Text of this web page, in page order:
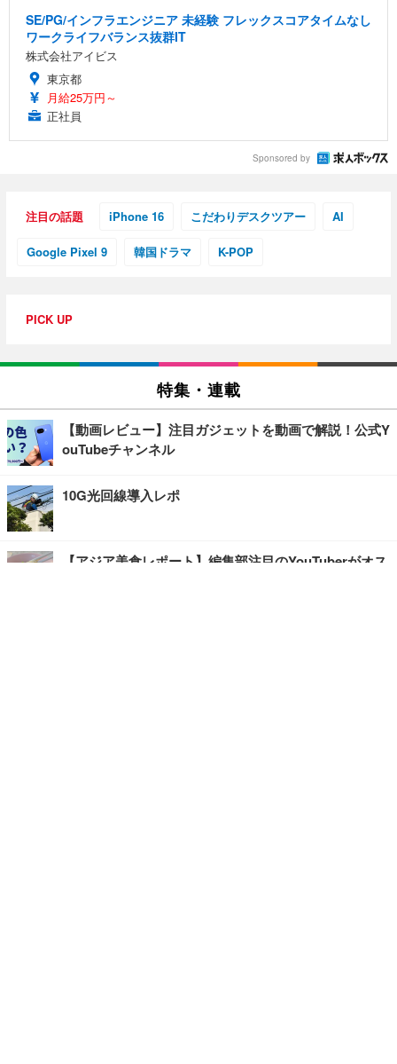
SE/PG/インフラエンジニア 未経験 フレックスコアタイムなし
ワークライフバランス抜群IT
株式会社アイビス
東京都
月給25万円～
正社員
Sponsored by
注目の話題 iPhone 16 こだわりデスクツアー AI
Google Pixel 9 韓国ドラマ K-POP
PICK UP
特集・連載
【動画レビュー】注目ガジェットを動画で解説！公式Y
ouTubeチャンネル
10G光回線導入レポ
【アジア美食レポート】編集部注目のYouTuberがオス